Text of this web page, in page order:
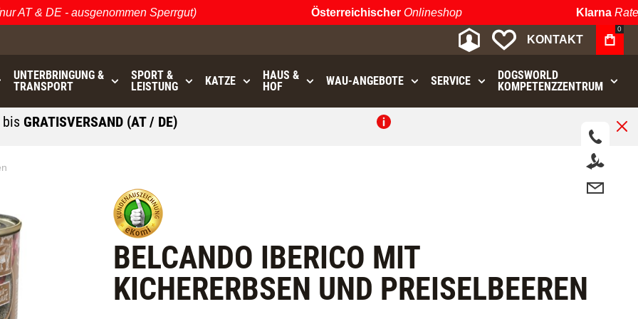
& DE - ausgenommen Sperrgut) ÖsterreichischerOnlineshop Klarna
MEIN KONTO
MEINE
KONTAKT
0
UNTERBRINGUNG &
TRANSPORT
SPORT &
LEISTUNG
KATZE
HAUS &
HOF
WAU⁠-⁠ANGEBOTE SERVICE
DOGSWORLD
KOMPETENZZENTRUM
bisGRATISVERSAND (AT / DE)
BELCANDO IBERICO MIT
KICHERERBSEN UND PREISELBEEREN